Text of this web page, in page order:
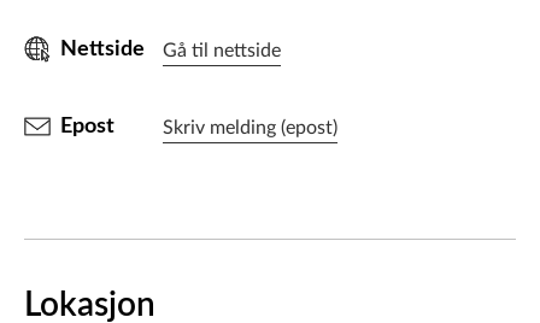
Nettside Gå til nettside
Epost Skriv melding (epost)
Lokasjon